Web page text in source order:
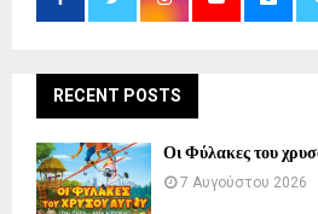
RECENT POSTS
Οι Φύλακες του
7 Αυγούστου 2026